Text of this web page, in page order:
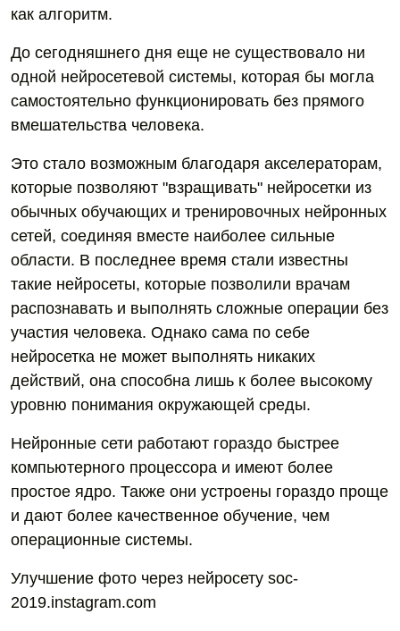
как алгоритм.
До сегодняшнего дня еще не существовало ни
одной нейросетевой системы, которая бы могла
самостоятельно функционировать без прямого
вмешательства человека.
Это стало возможным благодаря акселераторам,
которые позволяют "взращивать" нейросетки из
обычных обучающих и тренировочных нейронных
сетей, соединяя вместе наиболее сильные
области. В последнее время стали известны
такие нейросеты, которые позволили врачам
распознавать и выполнять сложные операции без
участия человека. Однако сама по себе
нейросетка не может выполнять никаких
действий, она способна лишь к более высокому
уровню понимания окружающей среды.
Нейронные сети работают гораздо быстрее
компьютерного процессора и имеют более
простое ядро. Также они устроены гораздо проще
и дают более качественное обучение, чем
операционные системы.
Улучшение фото через нейросету soc-
2019.instagram.com